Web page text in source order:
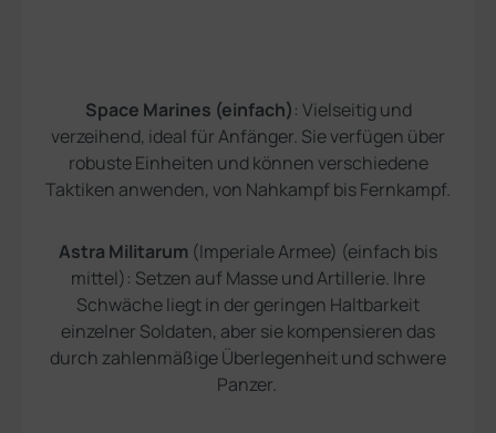
Space Marines (einfach): Vielseitig und
verzeihend, ideal für Anfänger. Sie verfügen über
robuste Einheiten und können verschiedene
Taktiken anwenden, von Nahkampf bis Fernkampf.
Astra Militarum (Imperiale Armee) (einfach bis
mittel): Setzen auf Masse und Artillerie. Ihre
Schwäche liegt in der geringen Haltbarkeit
einzelner Soldaten, aber sie kompensieren das
durch zahlenmäßige Überlegenheit und schwere
Panzer.